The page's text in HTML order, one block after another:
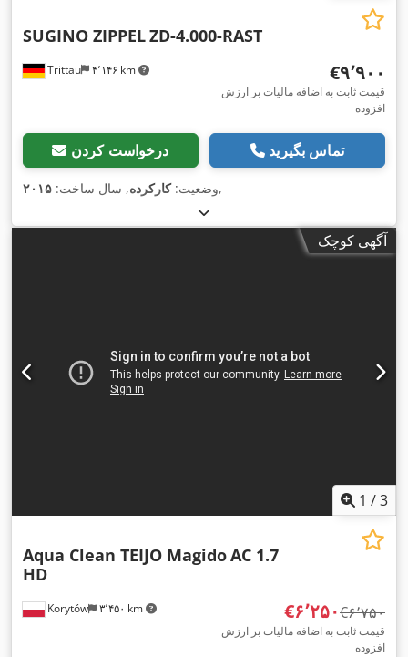
Trittau ۴٬۱۴۶ km
SUGINO ZIPPELZD-4.000-RAST
‎€۹٬۹۰۰
قیمت ثابت به اضافه مالیات بر ارزش
افزوده
درخواست کردن تماس بگیرید
وضعیت:کارکرده, سال ساخت: ۲۰۱۵ ,
آگهی کوچک
1 /3
Korytów ۳٬۴۵۰ km
Aqua Clean TEIJO MagidoAC 1.7
HD
‎€۶٬۲۵۰ ‎€۶٬۷۵۰
قیمت ثابت به اضافه مالیات بر ارزش
افزوده